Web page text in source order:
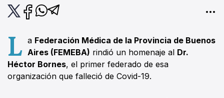
L a Federación Médica de la Provincia de Buenos
Aires (FEMEBA) rindió un homenaje al Dr.
Héctor Bornes, el primer federado de esa
organización que falleció de Covid-19.